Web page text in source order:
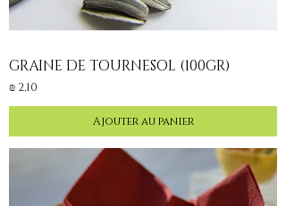
GRAINE DE TOURNESOL (100GR)
Prix
2,10 ₪
Ajouter au panier